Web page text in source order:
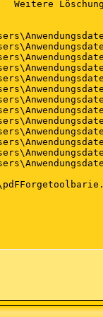
| R--- | M]
| R--- | M]
| R--- | M]
| R--- | M]
| R--- | M]
| ---- | M]
| ---- | M]
| ---- | M]
| ---- | M]
| ---- | M]
| ---- | M]
| ---- | M]
==========
value found
6D32-4fe6-